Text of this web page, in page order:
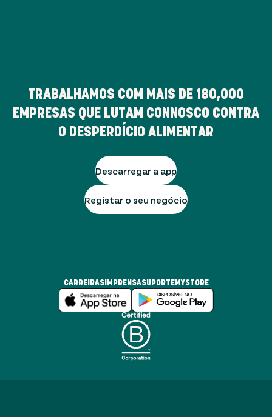
TRABALHAMOS COM MAIS DE 180,000
EMPRESAS QUE LUTAM CONNOSCO CONTRA
O DESPERDÍCIO ALIMENTAR
Descarregar a app
Registar o seu negócio
CARREIRASIMPRENSA SUPORTEMYSTORE